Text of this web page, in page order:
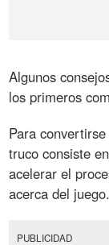
Algunos
los primeros
Para
truco consiste en
acelerar el
acerca del juego.
PUBLICIDAD